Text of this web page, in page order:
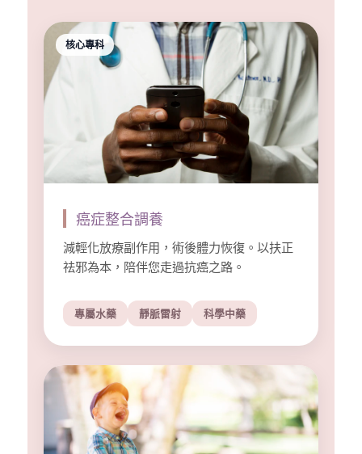
核心專科
癌症整合調養
減輕化放療副作用，術後體力恢復。以扶正
祛邪為本，陪伴您走過抗癌之路。
專屬水藥 靜脈雷射 科學中藥